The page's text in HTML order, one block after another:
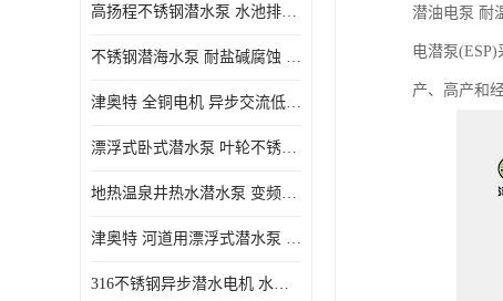
高扬程不锈钢潜水泵 水池排水 变频 井用潜水电泵供应 能耗低 工厂批发
不锈钢潜海水泵 耐盐碱腐蚀 大流量 立式卧式下吸式安装 厂家定制
津奥特 全铜电机 异步交流低压潜水电机 运行稳定售后质保 致电咨询
漂浮式卧式潜水泵 叶轮不锈钢材质 大流量 变频抽水泵 厂家质保售后
地热温泉井热水潜水泵 变频不锈钢 130直径油泵 高温深井泵 津奥特
津奥特 河道用漂浮式潜水泵 不锈钢泵轴 大口径大流量 产品可定制
316不锈钢异步潜水电机 水冷式 可连续运行 定制功率电压 奥特泵业
潜油电泵 耐
电潜泵
产、高产和